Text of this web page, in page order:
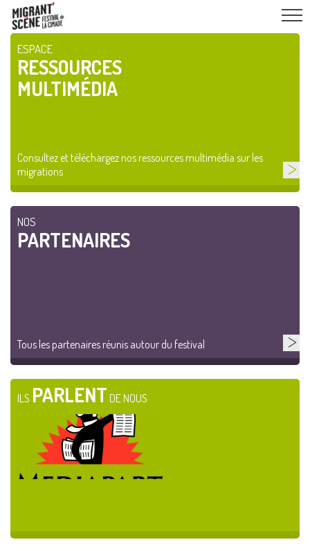
ESPACE
RESSOURCES
MULTIMÉDIA
Consultez et téléchargez nos ressources multimédia sur les
migrations
NOS
PARTENAIRES
Tous les partenaires réunis autour du festival
ILS PARLENT DE NOUS